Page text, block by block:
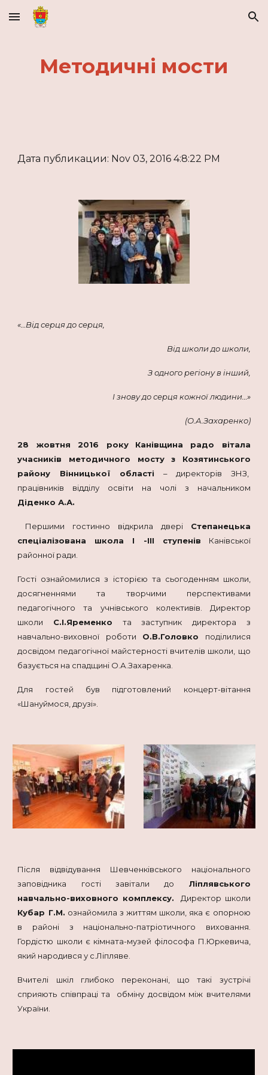
Skip to main content Skip to navigation
Методичні мости
Дата публикации: Nov 03, 2016 4:8:22 PM
«…Від серця до серця,
Від школи до школи,
З одного регіону в інший,
І знову до серця кожної людини…»
(О.А.Захаренко)
28 жовтня 2016 року
Канівщина радо вітала
учасників методичного мосту з Козятинського
району Вінницької області – директорів ЗНЗ,
працівників відділу освіти на чолі з начальником
Діденко А.А.
Першими гостинно відкрила двері Степанецька
спеціалізована школа І -ІІІ ступенів Канівської
районної ради.
Гості ознайомилися з історією та сьогоденням школи,
досягненнями та творчими перспективами
педагогічного та учнівського колективів. Директор
школи С.І.Яременко та заступник директора з
навчально-виховної роботи О.В.Головко поділилися
досвідом педагогічної майстерності вчителів школи, що
базується на спадщині О.А.Захаренка.
Для гостей був підготовлений концерт-вітання
«Шануймося, друзі».
Після відвідування Шевченківського національного
заповідника гості завітали до Ліплявського
навчально-виховного комплексу. Директор школи
Кубар Г.М. ознайомила з життям школи, яка є опорною
в районі з національно-патріотичного виховання.
Гордістю школи є кімната-музей філософа П.Юркевича,
який народився у с.Ліпляве.
Вчителі шкіл глибоко переконані, що такі зустрічі
сприяють співпраці та обміну досвідом між вчителями
України.